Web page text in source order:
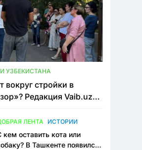
УЗБЕКИСТАНА
вокруг стройки в
Редакция Vaib.uz
ЛЕНТА ИСТОРИИ
кем оставить кота или
В Ташкенте появился